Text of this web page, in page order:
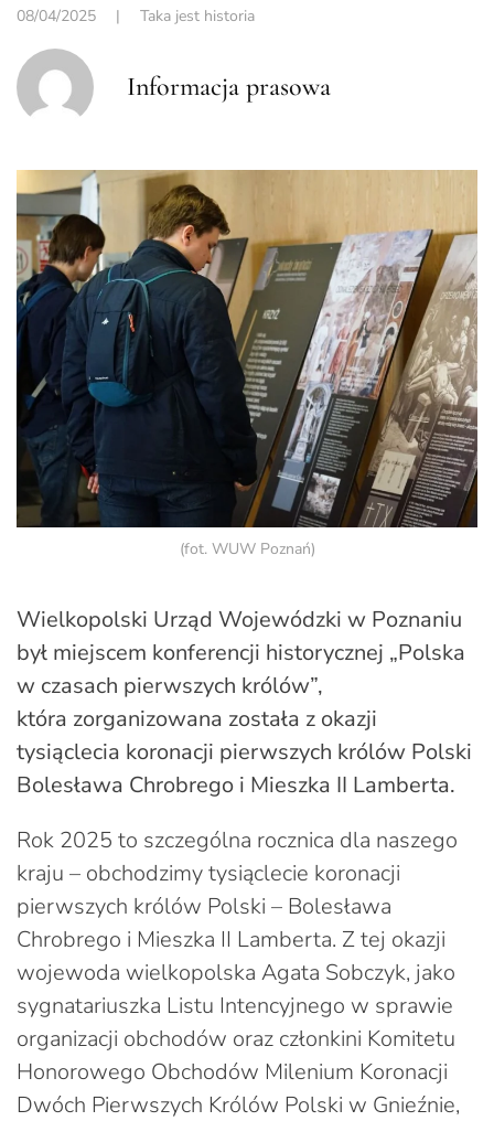
08/04/2025 | Taka jest historia
Informacja prasowa
(fot. WUW Poznań)
Wielkopolski Urząd Wojewódzki w Poznaniu
był miejscem konferencji historycznej „Polska
w czasach pierwszych królów”,
która zorganizowana została z okazji
tysiąclecia koronacji pierwszych królów Polski
Bolesława Chrobrego i Mieszka II Lamberta.
Rok 2025 to szczególna rocznica dla naszego
kraju – obchodzimy tysiąclecie koronacji
pierwszych królów Polski – Bolesława
Chrobrego i Mieszka II Lamberta. Z tej okazji
wojewoda wielkopolska Agata Sobczyk, jako
sygnatariuszka Listu Intencyjnego w sprawie
organizacji obchodów oraz członkini Komitetu
Honorowego Obchodów Milenium Koronacji
Dwóch Pierwszych Królów Polski w Gnieźnie,